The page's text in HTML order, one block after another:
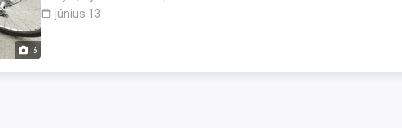
3
június 13